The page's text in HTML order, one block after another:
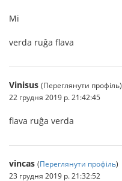
Mi
verda ruĝa flava
Vinisus (Переглянути профіль)
22 грудня 2019 р. 21:42:45
flava ruĝa verda
vincas (Переглянути профіль)
23 грудня 2019 р. 21:32:52